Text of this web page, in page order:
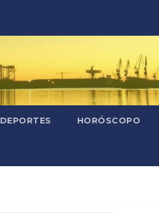
DEPORTES HORÓSCOPO